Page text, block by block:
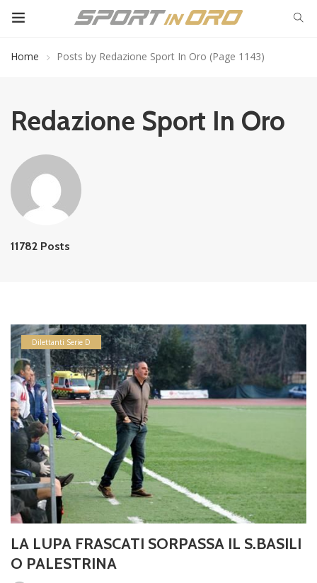
Home Posts by Redazione Sport In Oro (Page 1143)
Redazione Sport In Oro
11782 Posts
Dilettanti Serie D
LA LUPA FRASCATI SORPASSA IL S.BASILI
O PALESTRINA